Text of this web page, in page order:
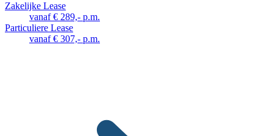
Zakelijke Lease
vanaf € 289,- p.m.
Particuliere Lease
vanaf € 307,- p.m.